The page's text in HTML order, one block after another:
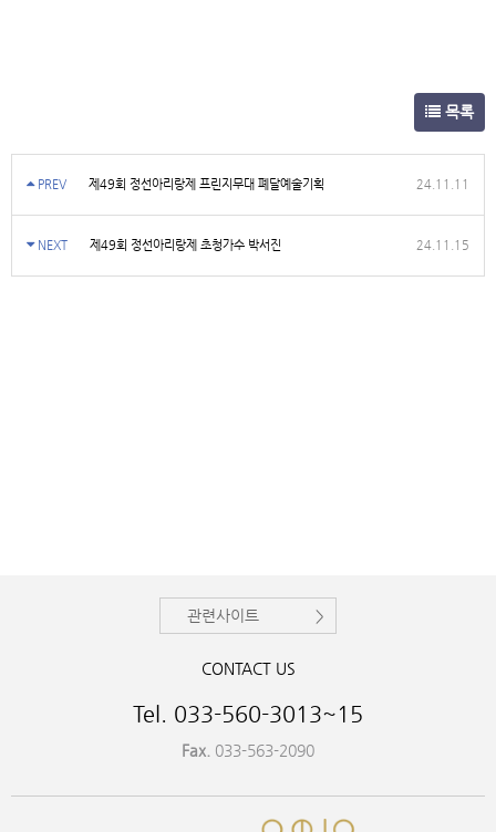
목록
PREV 제49회 정선아리랑제 프린지무대 폐달예술기획 24.11.11
NEXT 제49회 정선아리랑제 초청가수 박서진 24.11.15
관련사이트
CONTACT US
Tel. 033-560-3013~15
Fax. 033-563-2090